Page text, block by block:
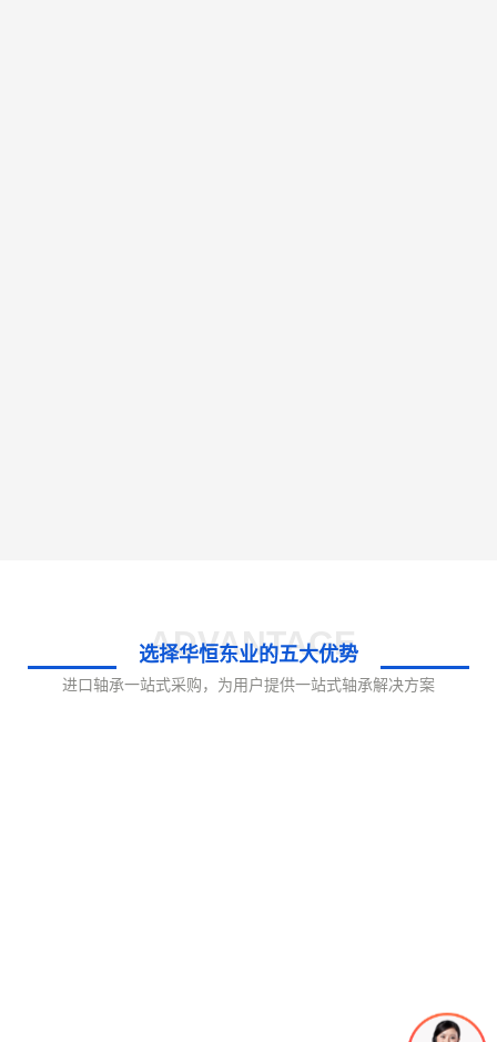
选择华恒东业的五大优势
ADVANTAGE
进口轴承一站式采购，为用户提供一站式轴承解决方案